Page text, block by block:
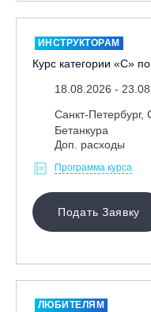
ИНСТРУКТОРАМ
Курс категории «С»
18.08.2026 -
Санкт-Петербург,
Бетанкура
Доп. расходы
Программа курса
Подать Заявку
ЛЮБИТЕЛЯМ